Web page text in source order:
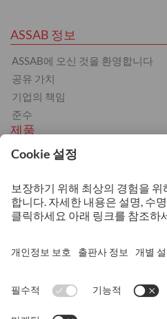
ASSAB 정보
ASSAB에 오신 것을 환영합니다
공유 가치
기업의 책임
준수
제품
냉간 가공
플라스틱
스트립스틸
서비스
열처리
적층 가공